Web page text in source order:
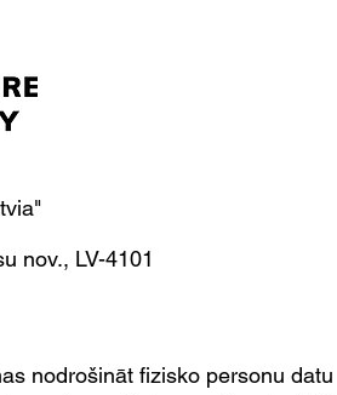
nov., LV-4101
nodrošināt fizisko personu datu